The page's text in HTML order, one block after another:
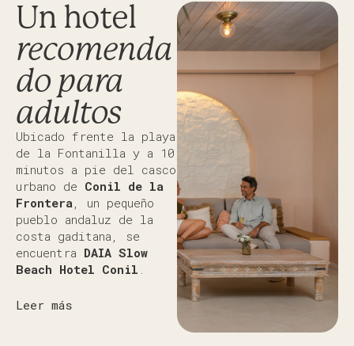
Un hotel
recomenda
do para
adultos
Ubicado frente la playa
de la Fontanilla y a 10
minutos a pie del casco
urbano de Conil de la
Frontera, un pequeño
pueblo andaluz de la
costa gaditana, se
encuentra DAIA Slow
Beach Hotel Conil .
Leer más